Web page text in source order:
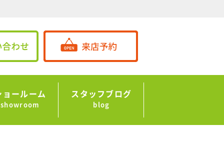
ョールーム
showroom
スタッフブログ
blog